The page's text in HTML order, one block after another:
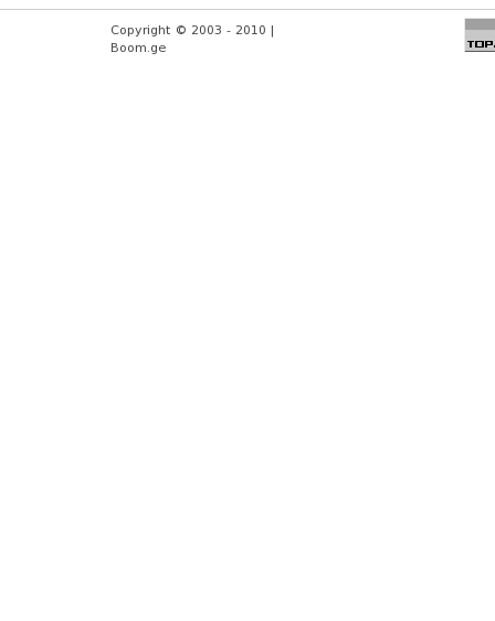
Copyright © 2003 - 2010 |
Boom.ge